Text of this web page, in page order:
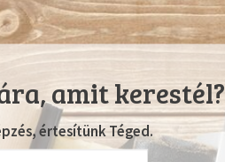
amit kerestél?
értesítünk Téged.